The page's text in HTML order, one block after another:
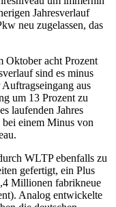
Jahresverlauf
neu zugelassen, das
Oktober acht Prozent
sind es minus
aus
um 13 Prozent zu
laufenden Jahres
bei einem Minus von
WLTP ebenfalls zu
gefertigt, ein Plus
Millionen fabrikneue
Analog entwickelte